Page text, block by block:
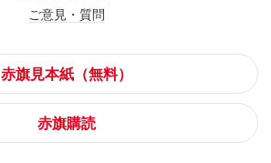
ご意見・質問
赤旗見本紙（無料）
赤旗購読